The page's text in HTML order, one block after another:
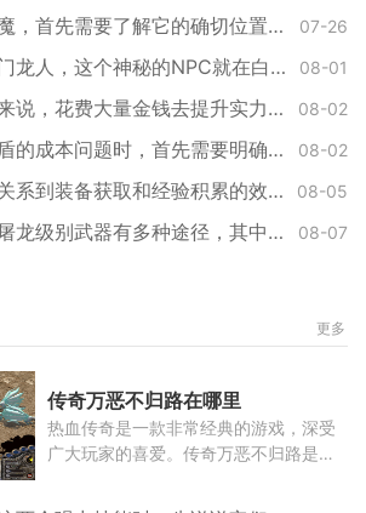
想要找到赤月恶魔，首先需要了解它的确切位置。大家都知道这个强大的BOSS位 07-26
兄弟们想找白日门龙人，这个神秘的NPC就在白日门地图的某个角落等着咱们呢。 08-01
对于大多数伙伴来说，花费大量金钱去提升实力并不是首选，因此选择一个对装 08-02
在探讨合成主宰盾的成本问题时，首先需要明确的是，这个强力盾牌的具体花费 08-02
打怪的爆率直接关系到装备获取和经验积累的效率，因此掌握提升爆率的技巧至 08-05
传奇游戏中获取屠龙级别武器有多种途径，其中最常见的是通过锻造系统来制作 08-07
更多
传奇万恶不归路在哪里
热血传奇是一款非常经典的游戏，深受
广大玩家的喜爱。传奇万恶不归路是一